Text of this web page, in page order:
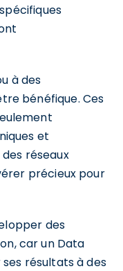
à des
bénéfique. Ces
et
réseaux
précieux pour
des
car un Data
résultats à des